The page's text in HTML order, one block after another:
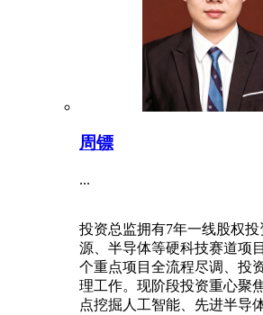
周镖
...
投资总监拥有7年一线股权
源、半导体等硬科技赛道项
个重点项目全流程尽调、投
理工作。现阶段投资重心聚
点挖掘人工智能、先进半导